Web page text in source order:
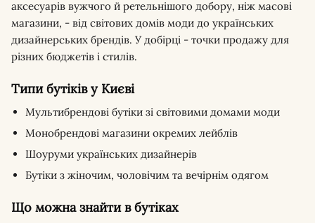
аксесуарів вужчого й ретельнішого добору, ніж масові
магазини, - від світових домів моди до українських
дизайнерських брендів. У добірці - точки продажу для
різних бюджетів і стилів.
Типи бутіків у Києві
Мультибрендові бутіки зі світовими домами моди
Монобрендові магазини окремих лейблів
Шоуруми українських дизайнерів
Бутіки з жіночим, чоловічим та вечірнім одягом
Що можна знайти в бутіках